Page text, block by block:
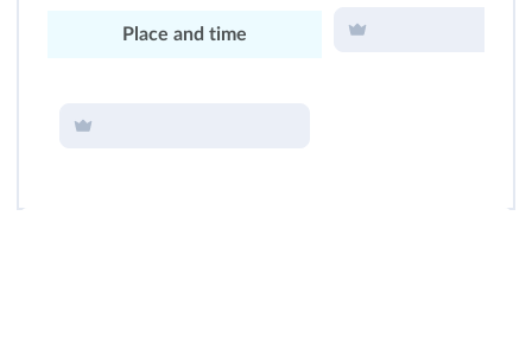
Place and time